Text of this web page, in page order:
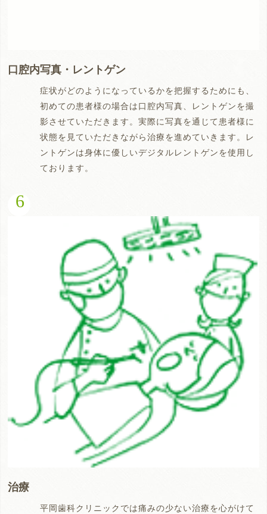
口腔内写真・レントゲン
症状がどのようになっているかを把握するためにも、
初めての患者様の場合は口腔内写真、レントゲンを撮
影させていただきます。実際に写真を通じて患者様に
状態を見ていただきながら治療を進めていきます。レ
ントゲンは身体に優しいデジタルレントゲンを使用し
ております。
治療
平岡歯科クリニックでは痛みの少ない治療を心がけて